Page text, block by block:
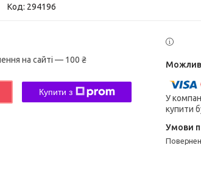
Код: 294196
на сайті — 100 ₴
Купити з
У
купити